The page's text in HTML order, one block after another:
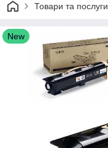
Товари та послуги
New